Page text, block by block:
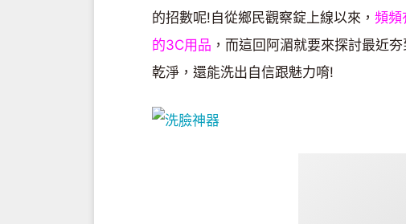
的招數呢!自從鄉民觀察錠上線以來， 頻頻
的3C用品 ，而這回阿湄就要來探討最近
乾淨，還能洗出自信跟魅力唷!